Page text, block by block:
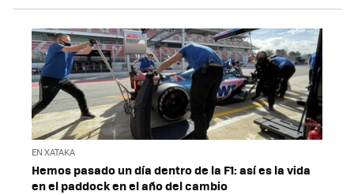
EN XATAKA
Hemos pasado un día dentro de la F1: así es la vida
en el paddock en el año del cambio